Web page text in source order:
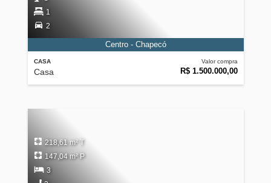
CASA
Casa
Valor compra
R$ 1.500.000,00
1
2
Centro - Chapecó
218,61 m² T
147,04 m² P
3